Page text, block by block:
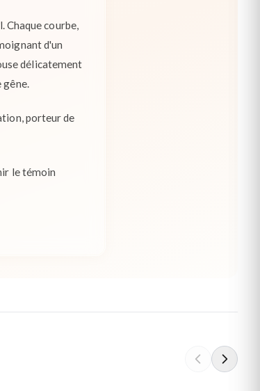
Chaque courbe,
d'un
délicatement
gêne.
porteur de
le témoin